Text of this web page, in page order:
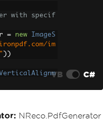
with specif
= new
ImageS
im
))
PDF
VB C#
NReco.PdfGenerator